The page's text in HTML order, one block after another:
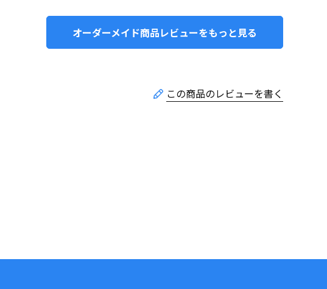
オーダーメイド商品レビューをもっと見る